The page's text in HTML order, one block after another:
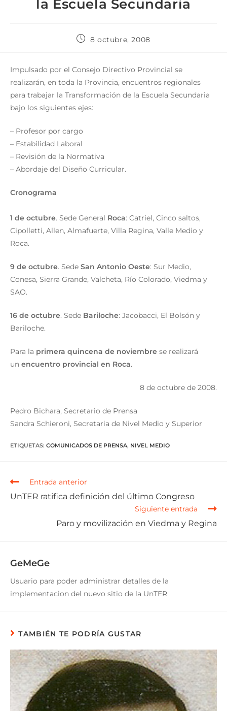
la Escuela Secundaria
8 octubre, 2008
Impulsado por el Consejo Directivo Provincial se
realizarán, en toda la Provincia, encuentros regionales
para trabajar la Transformación de la Escuela Secundaria
bajo los siguientes ejes:
– Profesor por cargo
– Estabilidad Laboral
– Revisión de la Normativa
– Abordaje del Diseño Curricular.
Cronograma
1 de octubre. Sede General Roca: Catriel, Cinco saltos,
Cipolletti, Allen, Almafuerte, Villa Regina, Valle Medio y
Roca.
9 de octubre. Sede San Antonio Oeste: Sur Medio,
Conesa, Sierra Grande, Valcheta, Río Colorado, Viedma y
SAO.
16 de octubre. Sede Bariloche: Jacobacci, El Bolsón y
Bariloche.
Para la primera quincena de noviembre se realizará
un encuentro provincial en Roca.
8 de octubre de 2008.
Pedro Bichara, Secretario de Prensa
Sandra Schieroni, Secretaria de Nivel Medio y Superior
ETIQUETAS: COMUNICADOS DE PRENSA, NIVEL MEDIO
Entrada anterior
UnTER ratifica definición del último Congreso
Siguiente entrada
Paro y movilización en Viedma y Regina
GeMeGe
Usuario para poder administrar detalles de la
implementacion del nuevo sitio de la UnTER
TAMBIÉN TE PODRÍA GUSTAR